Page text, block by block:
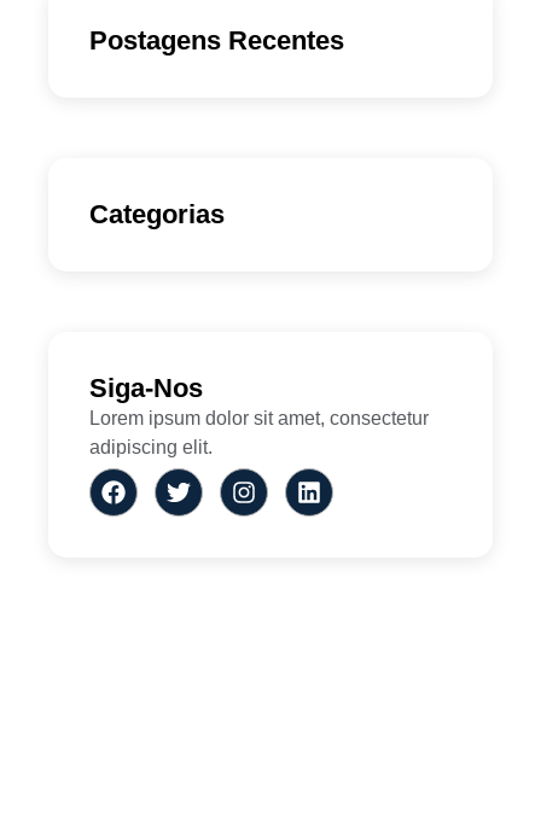
Postagens Recentes
Categorias
Siga-Nos
Lorem ipsum dolor sit amet, consectetur
adipiscing elit.